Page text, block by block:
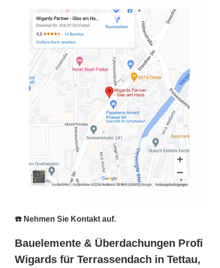
☎️ Nehmen Sie Kontakt auf.
Bauelemente & Überdachungen Profi
Wigards für Terrassendach in Tettau,